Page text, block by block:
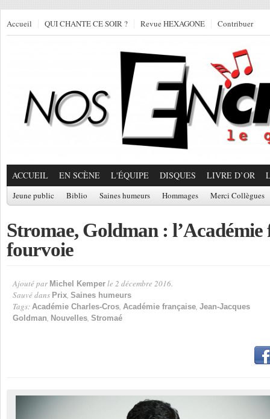
Accueil QUI CHANTE CE SOIR ? Revue HEXAGONE Contribuer
ACCUEIL EN SCÈNE L'ÉQUIPE DISQUES LIVRE D’OR
Jeune public Biblio Saines humeurs Hommages Merci Collègues
Stromae, Goldman : l’Académie
fourvoie
Ajouté par Michel Kemper le 2 décembre 2016.
Sauvé dans Prix, Saines humeurs
Tags: Académie Charles-Cros, Académie française, Jean-Jacques
Goldman, Nouvelles, Stromaé